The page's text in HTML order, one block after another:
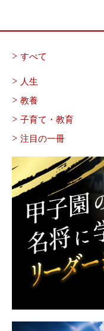
すべて
人生
教養
子育て・教育
注目の一冊